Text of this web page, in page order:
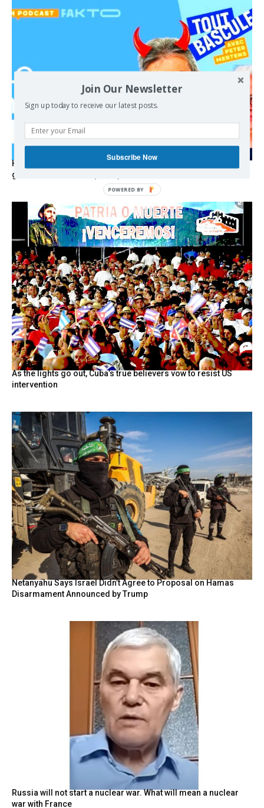
Hystérie anti-Mélenchon, la France en triple crise et le
grand renversement (vidéo)
As the lights go out, Cuba’s true believers vow to resist US
intervention
Netanyahu Says Israel Didn’t Agree to Proposal on Hamas
Disarmament Announced by Trump
Russia will not start a nuclear war. What will mean a nuclear
war with France
Join Our Newsletter
Sign up today to receive our latest posts.
Subscribe Now
POWERED